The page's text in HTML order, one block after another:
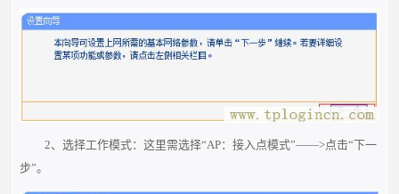
2、选择工作模式：这里需选择“AP：接入点模式”——>点击“下一
步”。